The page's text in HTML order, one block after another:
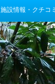
施設情報・クチコミ